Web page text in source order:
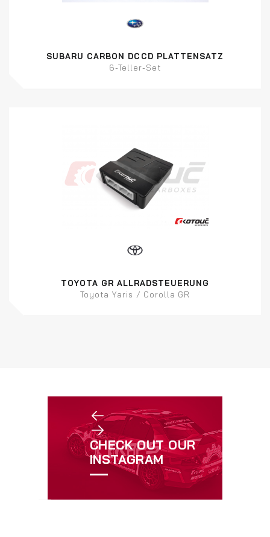
SUBARU CARBON DCCD PLATTENSATZ
6-Teller-Set
TOYOTA GR ALLRADSTEUERUNG
Toyota Yaris / Corolla GR
CHECK OUT OUR
INSTAGRAM